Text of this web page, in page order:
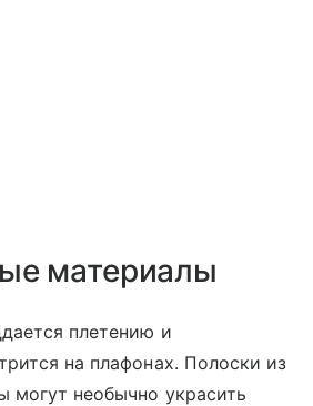
материалы
плетению и
на плафонах. Полоски из
могут необычно украсить